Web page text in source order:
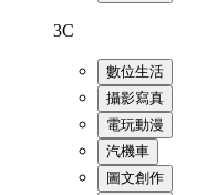
3C
數位生活
攝影寫真
電玩動漫
汽機車
圖文創作